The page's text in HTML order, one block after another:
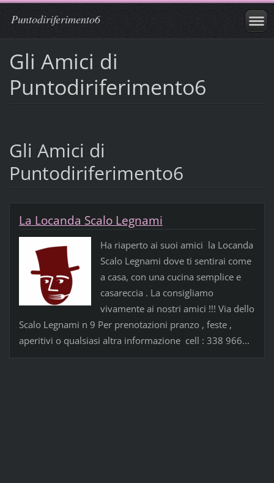
Puntodiriferimento6
Gli Amici di
Puntodiriferimento6
Gli Amici di
Puntodiriferimento6
La Locanda Scalo Legnami
Ha riaperto ai suoi amici la Locanda
Scalo Legnami dove ti sentirai come
a casa, con una cucina semplice e
casareccia . La consigliamo
vivamente ai nostri amici !!! Via dello
Scalo Legnami n 9 Per prenotazioni pranzo , feste ,
aperitivi o qualsiasi altra informazione cell : 338 966...